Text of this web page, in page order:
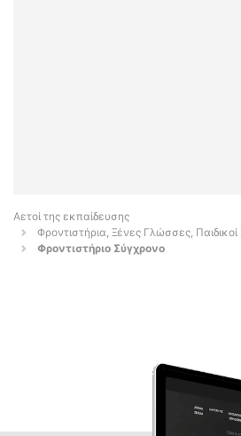
Αετοί της εκπαίδευσης
Φροντιστήρια, Ξένες Γλώσσες,
Φροντιστήριο Σύγχρονο